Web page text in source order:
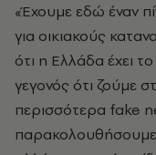
«Έχουμε εδώ έναν
για οικιακούς
ότι η Ελλάδα έχει
γεγονός ότι ζούμε
περισσότερα fake